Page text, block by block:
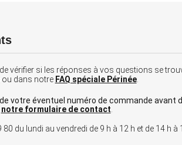
vérifier si les réponses à vos questions se
ou dans notre FAQ spéciale Périnée.
votre éventuel numéro de commande avant
notre formulaire de contact
80 du lundi au vendredi de 9 h à 12 h et de 14 h à